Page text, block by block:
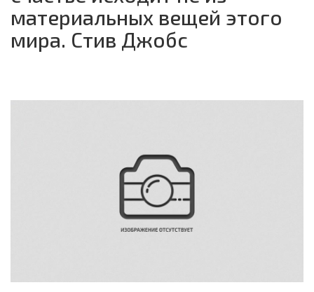
материальных вещей этого
мира. Стив Джобс